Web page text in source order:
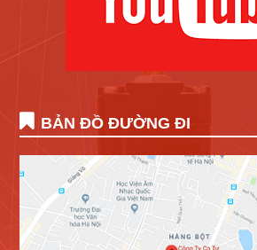
BẢN ĐỒ ĐƯỜNG ĐI